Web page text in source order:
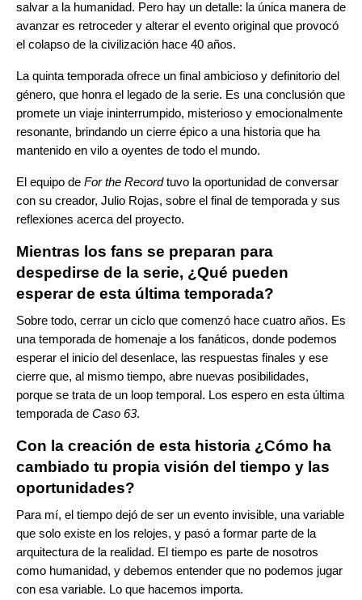
salvar a la humanidad. Pero hay un detalle: la única manera de
avanzar es retroceder y alterar el evento original que provocó
el colapso de la civilización hace 40 años.
La quinta temporada ofrece un final ambicioso y definitorio del
género, que honra el legado de la serie. Es una conclusión que
promete un viaje ininterrumpido, misterioso y emocionalmente
resonante, brindando un cierre épico a una historia que ha
mantenido en vilo a oyentes de todo el mundo.
El equipo de For the Recordtuvo la oportunidad de conversar
con su creador, Julio Rojas, sobre el final de temporada y sus
reflexiones acerca del proyecto.
Mientras los fans se preparan para
despedirse de la serie, ¿Qué pueden
esperar de esta última temporada?
Sobre todo, cerrar un ciclo que comenzó hace cuatro años. Es
una temporada de homenaje a los fanáticos, donde podemos
esperar el inicio del desenlace, las respuestas finales y ese
cierre que, al mismo tiempo, abre nuevas posibilidades,
porque se trata de un loop temporal. Los espero en esta última
temporada de Caso 63.
Con la creación de esta historia ¿Cómo ha
cambiado tu propia visión del tiempo y las
oportunidades?
Para mí, el tiempo dejó de ser un evento invisible, una variable
que solo existe en los relojes, y pasó a formar parte de la
arquitectura de la realidad. El tiempo es parte de nosotros
como humanidad, y debemos entender que no podemos jugar
con esa variable. Lo que hacemos importa.